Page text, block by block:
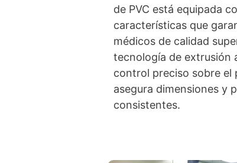
de PVC está equipada
características que
médicos de calidad
tecnología de extrusión
control preciso sobre el
asegura dimensiones y
consistentes.